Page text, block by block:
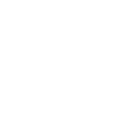
‘Larrubiazo’ hacia el